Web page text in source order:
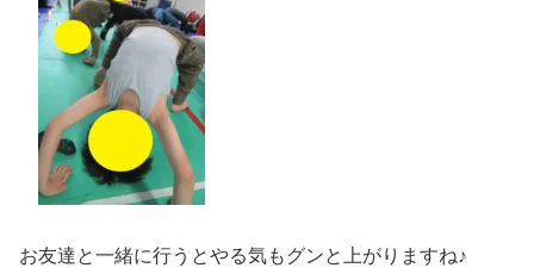
お友達と一緒に行うとやる気もグンと上がりますね♪